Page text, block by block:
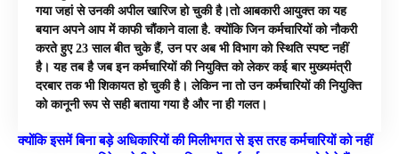
गया जहां से उनकी अपील खारिज हो चुकी है।तो आबकारी आयुक्त का यह
बयान अपने आप में काफी चौंकाने वाला है. क्योंकि जिन कर्मचारियों को नौकरी
करते हुए 23 साल बीत चुके हैं, उन पर अब भी विभाग को स्थिति स्पष्ट नहीं
है। यह तब है जब इन कर्मचारियों की नियुक्ति को लेकर कई बार मुख्यमंत्री
दरबार तक भी शिकायत हो चुकी है। लेकिन ना तो उन कर्मचारियों की नियुक्ति
को कानूनी रूप से सही बताया गया है और ना ही गलत।
क्योंकि इसमें बिना बड़े अधिकारियों की मिलीभगत से इस तरह कर्मचारियों को नहीं